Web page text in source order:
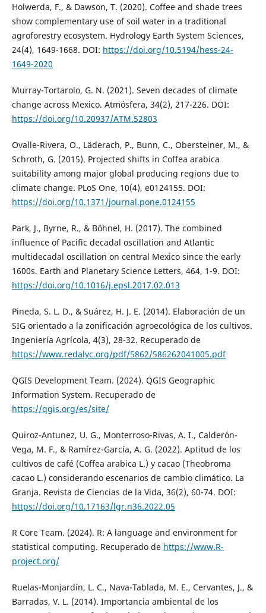
Holwerda, F., & Dawson, T. (2020). Coffee and shade trees
show complementary use of soil water in a traditional
agroforestry ecosystem. Hydrology Earth System Sciences,
24(4), 1649-1668. DOI: https://doi.org/10.5194/hess-24-
1649-2020
Murray-Tortarolo, G. N. (2021). Seven decades of climate
change across Mexico. Atmósfera, 34(2), 217-226. DOI:
https://doi.org/10.20937/ATM.52803
Ovalle-Rivera, O., Läderach, P., Bunn, C., Obersteiner, M., &
Schroth, G. (2015). Projected shifts in Coffea arabica
suitability among major global producing regions due to
climate change. PLoS One, 10(4), e0124155. DOI:
https://doi.org/10.1371/journal.pone.0124155
Park, J., Byrne, R., & Böhnel, H. (2017). The combined
influence of Pacific decadal oscillation and Atlantic
multidecadal oscillation on central Mexico since the early
1600s. Earth and Planetary Science Letters, 464, 1-9. DOI:
https://doi.org/10.1016/j.epsl.2017.02.013
Pineda, S. L. D., & Suárez, H. J. E. (2014). Elaboración de un
SIG orientado a la zonificación agroecológica de los cultivos.
Ingeniería Agrícola, 4(3), 28-32. Recuperado de
https://www.redalyc.org/pdf/5862/586262041005.pdf
QGIS Development Team. (2024). QGIS Geographic
Information System. Recuperado de
https://qgis.org/es/site/
Quiroz-Antunez, U. G., Monterroso-Rivas, A. I., Calderón-
Vega, M. F., & Ramírez-García, A. G. (2022). Aptitud de los
cultivos de café (Coffea arabica L.) y cacao (Theobroma
cacao L.) considerando escenarios de cambio climático. La
Granja. Revista de Ciencias de la Vida, 36(2), 60-74. DOI:
https://doi.org/10.17163/lgr.n36.2022.05
R Core Team. (2024). R: A language and environment for
statistical computing. Recuperado de https://www.R-
project.org/
Ruelas-Monjardín, L. C., Nava-Tablada, M. E., Cervantes, J., &
Barradas, V. L. (2014). Importancia ambiental de los